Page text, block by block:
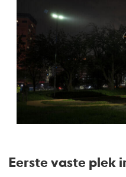
Eerste vaste plek